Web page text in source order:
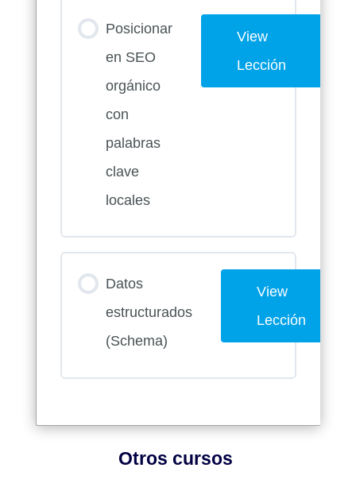
Posicionar
en SEO
orgánico
con
palabras
clave
locales
View
Lección
Datos
estructurados
(Schema)
View
Lección
Otros cursos